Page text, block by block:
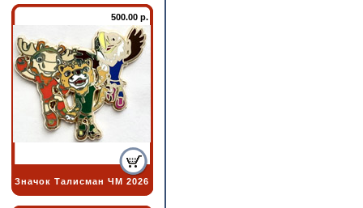
500.00 р.
Значок Талисман ЧМ 2026